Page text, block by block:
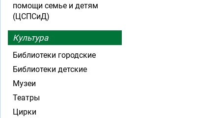
помощи семье и детям
(ЦСПСиД)
Культура
Библиотеки городские
Библиотеки детские
Музеи
Театры
Цирки